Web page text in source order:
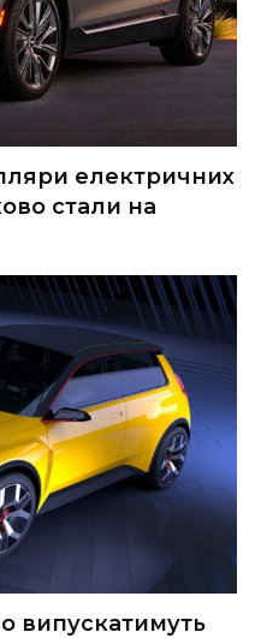
електричних
стали на
випускатимуть